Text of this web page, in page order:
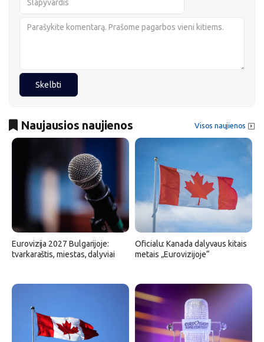
Skelbti
Naujausios naujienos Visos naujienos
Eurovizija 2027 Bulgarijoje:
tvarkaraštis, miestas, dalyviai
Oficialu: Kanada dalyvaus kitais
metais „Eurovizijoje“